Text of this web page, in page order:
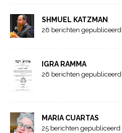
SHMUEL KATZMAN
26 berichten gepubliceerd
IGRA RAMMA
26 berichten gepubliceerd
MARIA CUARTAS
25 berichten gepubliceerd